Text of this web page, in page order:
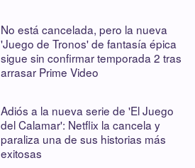
No está cancelada, pero la nueva
'Juego de Tronos' de fantasía épica
sigue sin confirmar temporada 2 tras
arrasar Prime Video
Adiós a la nueva serie de 'El Juego
del Calamar': Netflix la cancela y
paraliza una de sus historias más
exitosas